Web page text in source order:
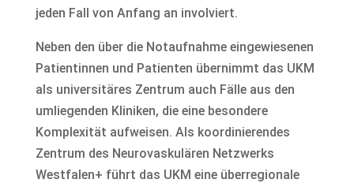
jeden Fall von Anfang an involviert.
Neben den über die Notaufnahme eingewiesenen
Patientinnen und Patienten übernimmt das UKM
als universitäres Zentrum auch Fälle aus den
umliegenden Kliniken, die eine besondere
Komplexität aufweisen. Als koordinierendes
Zentrum des Neurovaskulären Netzwerks
Westfalen+ führt das UKM eine überregionale